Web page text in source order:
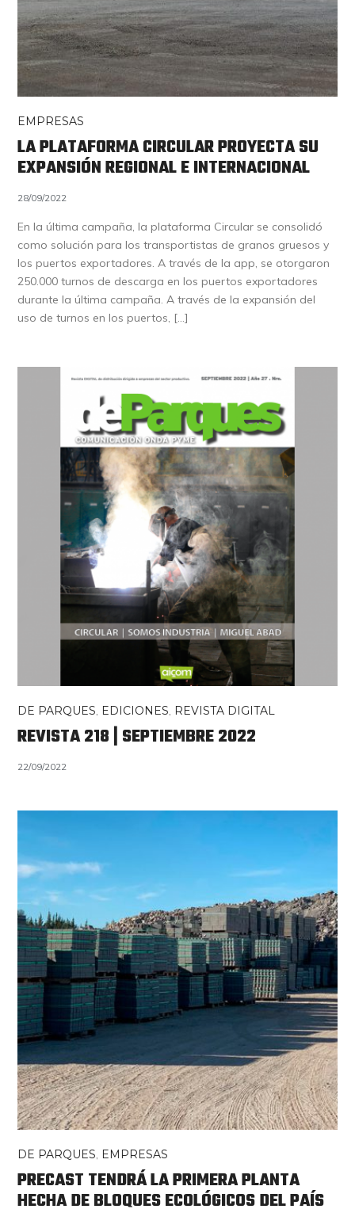
EMPRESAS
LA PLATAFORMA CIRCULAR PROYECTA SU
EXPANSIÓN REGIONAL E INTERNACIONAL
28/09/2022
En la última campaña, la plataforma Circular se consolidó
como solución para los transportistas de granos gruesos y
los puertos exportadores. A través de la app, se otorgaron
250.000 turnos de descarga en los puertos exportadores
durante la última campaña. A través de la expansión del
uso de turnos en los puertos, […]
DE PARQUES, EDICIONES, REVISTA DIGITAL
REVISTA 218 | SEPTIEMBRE 2022
22/09/2022
DE PARQUES, EMPRESAS
PRECAST TENDRÁ LA PRIMERA PLANTA
HECHA DE BLOQUES ECOLÓGICOS DEL PAÍS